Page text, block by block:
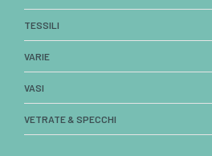
TESSILI
VARIE
VASI
VETRATE & SPECCHI